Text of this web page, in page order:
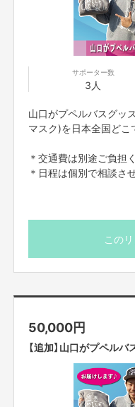
サポーター数
3人
山口がプペルバスグッ
マスク)を日本全国どこ
＊交通費は別途ご負担
＊日程は個別で相談さ
この
50,000円
【追加】山口がプペル